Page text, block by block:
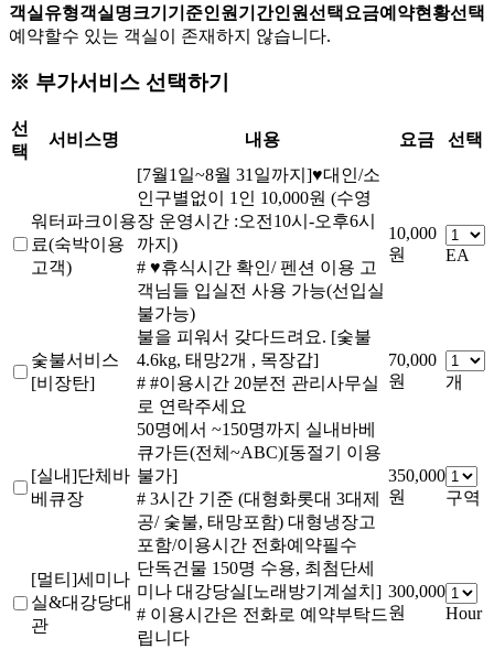
객실유형객실명크기 기준인원 기간인원선택 요금예약현황선택
예약할수 있는 객실이 존재하지 않습니다.
※ 부가서비스 선택하기
선
택
서비스명 내용 요금 선택
워터파크이용
료(숙박이용
고객)
[7월1일~8월 31일까지]♥대인/소
인구별없이 1인 10,000원 (수영
장 운영시간 :오전10시-오후6시
까지)
# ♥휴식시간 확인/ 펜션 이용 고
객님들 입실전 사용 가능(선입실
불가능)
10,000
원
EA
숯불서비스
[비장탄]
불을 피워서 갖다드려요. [숯불
4.6kg, 태망2개 , 목장갑]
# #이용시간 20분전 관리사무실
로 연락주세요
70,000
원
개
[실내]단체바
베큐장
50명에서 ~150명까지 실내바베
큐가든(전체~ABC)[동절기 이용
불가]
# 3시간 기준 (대형화롯대 3대제
공/ 숯불, 태망포함) 대형냉장고
포함/이용시간 전화예약필수
350,000
원
구역
[멀티]세미나
실&대강당대
관
단독건물 150명 수용, 최첨단세
미나 대강당실[노래방기계설치]
# 이용시간은 전화로 예약부탁드
립니다
300,000
원
Hour